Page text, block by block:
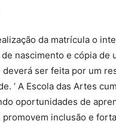
da matrícula o
nascimento e cópia de
deverá ser feita por um
‘ A Escola das Artes
oportunidades de
promovem inclusão e